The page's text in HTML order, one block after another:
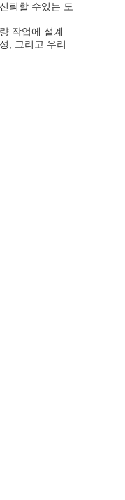
뢰할 수있는 도
작업에 설계
, 그리고 우리